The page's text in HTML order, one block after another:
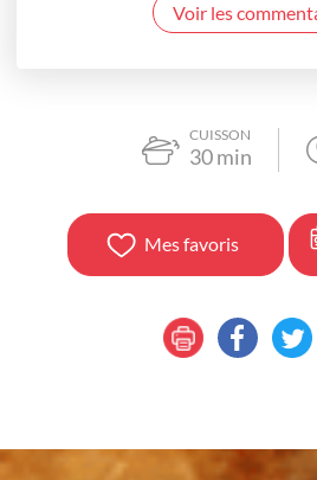
Voir les
CUISSON
30min
Mes favoris